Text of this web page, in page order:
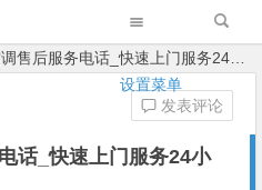
设置菜单
后服务电话_快速上门服务24小时在线
话_快速上门服务24小
发表评论